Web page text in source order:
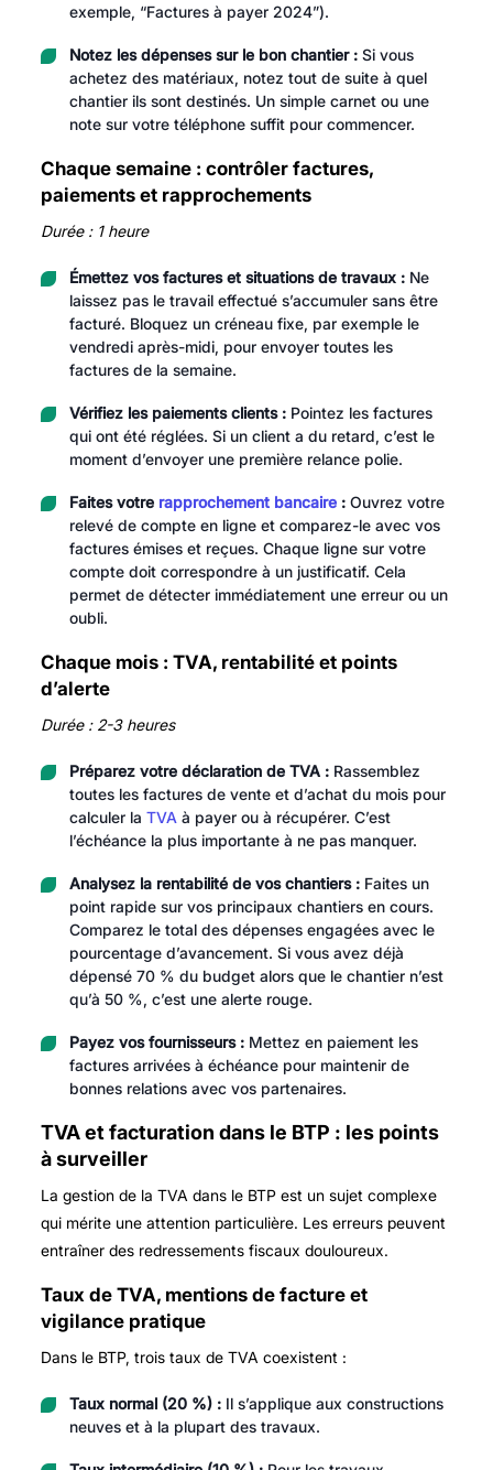
exemple, “Factures à payer 2024”).
Notez les dépenses sur le bon chantier :Si vous
achetez des matériaux, notez tout de suite à quel
chantier ils sont destinés. Un simple carnet ou une
note sur votre téléphone suffit pour commencer.
Chaque semaine : contrôler factures,
paiements et rapprochements
Durée : 1 heure
Émettez vos factures et situations de travaux :Ne
laissez pas le travail effectué s’accumuler sans être
facturé. Bloquez un créneau fixe, par exemple le
vendredi après-midi, pour envoyer toutes les
factures de la semaine.
Vérifiez les paiements clients :Pointez les factures
qui ont été réglées. Si un client a du retard, c’est le
moment d’envoyer une première relance polie.
Faites votre rapprochement bancaire:Ouvrez votre
relevé de compte en ligne et comparez-le avec vos
factures émises et reçues. Chaque ligne sur votre
compte doit correspondre à un justificatif. Cela
permet de détecter immédiatement une erreur ou un
oubli.
Chaque mois : TVA, rentabilité et points
d’alerte
Durée : 2-3 heures
Préparez votre déclaration de TVA :Rassemblez
toutes les factures de vente et d’achat du mois pour
calculer la TVA à payer ou à récupérer. C’est
l’échéance la plus importante à ne pas manquer.
Analysez la rentabilité de vos chantiers :Faites un
point rapide sur vos principaux chantiers en cours.
Comparez le total des dépenses engagées avec le
pourcentage d’avancement. Si vous avez déjà
dépensé 70 % du budget alors que le chantier n’est
qu’à 50 %, c’est une alerte rouge.
Payez vos fournisseurs :Mettez en paiement les
factures arrivées à échéance pour maintenir de
bonnes relations avec vos partenaires.
TVA et facturation dans le BTP : les points
à surveiller
La gestion de la TVA dans le BTP est un sujet complexe
qui mérite une attention particulière. Les erreurs peuvent
entraîner des redressements fiscaux douloureux.
Taux de TVA, mentions de facture et
vigilance pratique
Dans le BTP, trois taux de TVA coexistent :
Taux normal (20 %) :Il s’applique aux constructions
neuves et à la plupart des travaux.